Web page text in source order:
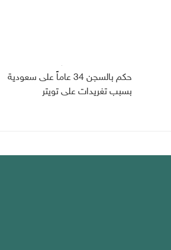
حكم بالسجن 34 عاماً على سعودية
بسبب تغريدات على تويتر